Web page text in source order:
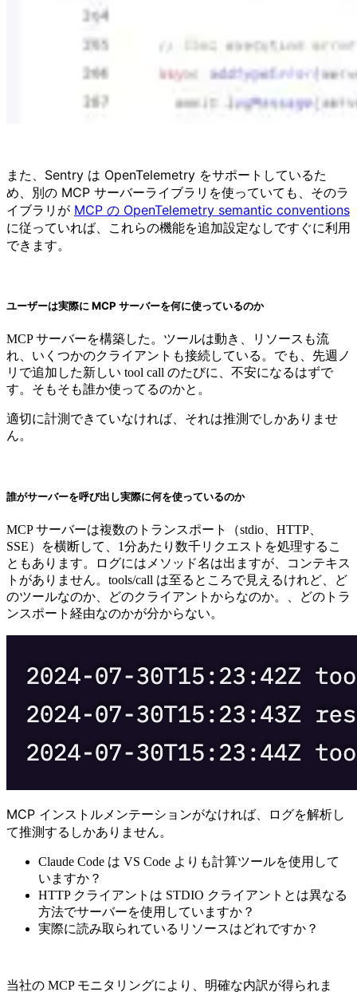
また、Sentry は OpenTelemetry をサポートしているた
め、別の MCP サーバーライブラリを使っていても、そのラ
イブラリが MCP の OpenTelemetry semantic conventions
に従っていれば、これらの機能を追加設定なしですぐに利用
できます。
ユーザーは実際に MCP サーバーを何に使っているのか
MCP サーバーを構築した。ツールは動き、リソースも流
れ、いくつかのクライアントも接続している。でも、先週ノ
リで追加した新しい tool call のたびに、不安になるはずで
す。そもそも誰か使ってるのかと。
適切に計測できていなければ、それは推測でしかありませ
ん。
誰がサーバーを呼び出し実際に何を使っているのか
MCP サーバーは複数のトランスポート（stdio、HTTP、
SSE）を横断して、1分あたり数千リクエストを処理するこ
ともあります。ログにはメソッド名は出ますが、コンテキス
トがありません。tools/call は至るところで見えるけれど、ど
のツールなのか、どのクライアントからなのか。、どのトラ
ンスポート経由なのかが分からない。
MCP インストルメンテーションがなければ、ログを解析し
て推測するしかありません。
Claude Code は VS Code よりも計算ツールを使用して
いますか？
HTTP クライアントは STDIO クライアントとは異なる
方法でサーバーを使用していますか？
実際に読み取られているリソースはどれですか？
当社の MCP モニタリングにより、明確な内訳が得られま